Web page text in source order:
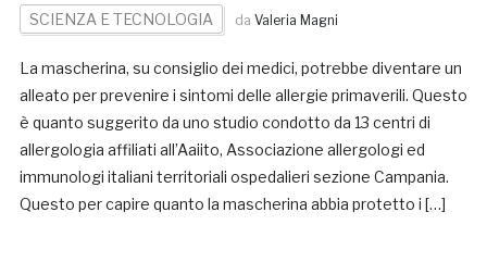
SCIENZA E TECNOLOGIA da Valeria Magni
La mascherina, su consiglio dei medici, potrebbe diventare un
alleato per prevenire i sintomi delle allergie primaverili. Questo
è quanto suggerito da uno studio condotto da 13 centri di
allergologia affiliati all’Aaiito, Associazione allergologi ed
immunologi italiani territoriali ospedalieri sezione Campania.
Questo per capire quanto la mascherina abbia protetto i […]